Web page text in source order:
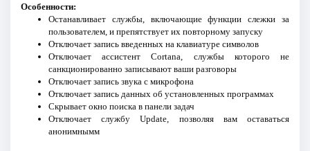
Особенности:
Останавливает службы, включающие функции слежки за
пользователем, и препятствует их повторному запуску
Отключает запись введенных на клавиатуре символов
Отключает ассистент Cortana, службы которого не
санкционированно записывают ваши разговоры
Отключает запись звука с микрофона
Отключает запись данных об установленных программах
Скрывает окно поиска в панели задач
Отключает службу Update, позволяя вам оставаться
анонимнымм